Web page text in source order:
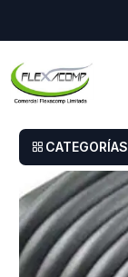
CATEGORÍAS